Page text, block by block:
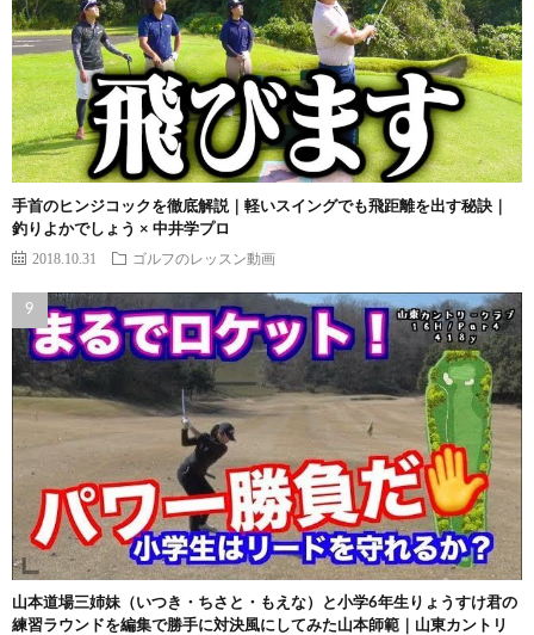
手首のヒンジコックを徹底解説｜軽いスイングでも飛距離を出す秘訣｜
釣りよかでしょう × 中井学プロ
2018.10.31 ゴルフのレッスン動画
山本道場三姉妹（いつき・ちさと・もえな）と小学6年生りょうすけ君の
練習ラウンドを編集で勝手に対決風にしてみた山本師範｜山東カントリ